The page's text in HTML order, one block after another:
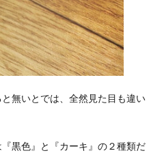
無いとでは、全然見た目も違い
黒色』と『カーキ』の２種類だ